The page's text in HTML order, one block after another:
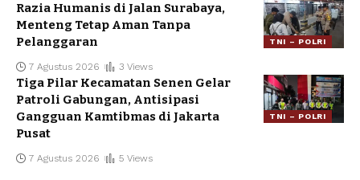
TNI – POLRI
Razia Humanis di Jalan Surabaya,
Menteng Tetap Aman Tanpa
Pelanggaran
7 Agustus 2026 3 Views
TNI – POLRI
Tiga Pilar Kecamatan Senen Gelar
Patroli Gabungan, Antisipasi
Gangguan Kamtibmas di Jakarta
Pusat
7 Agustus 2026 5 Views